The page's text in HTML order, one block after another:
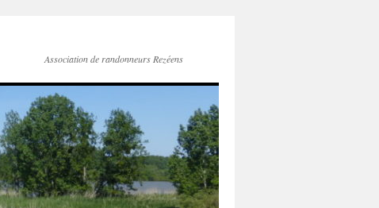
Association de randonneurs Rezéens